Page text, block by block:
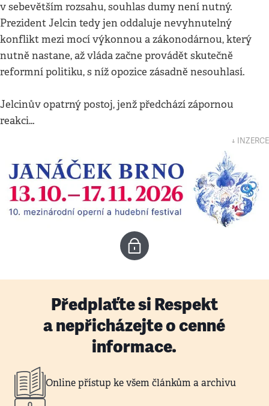
v sebevětším rozsahu, souhlas dumy není nutný.
Prezident Jelcin tedy jen oddaluje nevyhnutelný
konflikt mezi mocí výkonnou a zákonodárnou, který
nutně nastane, až vláda začne provádět skutečně
reformní politiku, s níž opozice zásadně nesouhlasí.
Jelcinův opatrný postoj, jenž předchází zápornou
reakci…
↓ INZERCE
Předplaťte si Respekt
a nepřicházejte o cenné
informace.
Online přístup ke všem článkům a archivu